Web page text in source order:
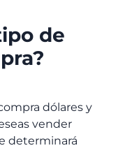
de
dólares y
vender
determinará